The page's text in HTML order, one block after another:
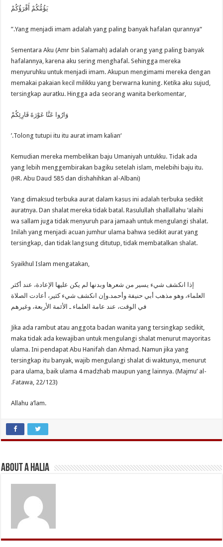
يَؤُمُّكُمْ أَقْرَؤُكُمْ
“Yang menjadi imam adalah yang paling banyak hafalan qurannya.”
Sementara Aku (Amr bin Salamah) adalah orang yang paling banyak
hafalannya, karena aku sering menghafal. Sehingga mereka
menyuruhku untuk menjadi imam. Akupun mengimami mereka dengan
memakai pakaian kecil milikku yang berwarna kuning. Ketika aku sujud,
tersingkap auratku. Hingga ada seorang wanita berkomentar,
وَارُوا عَنَّا عَوْرَةَ قَارِئِكُمْ
‘Tolong tutupi itu itu aurat imam kalian.’
Kemudian mereka membelikan baju Umaniyah untukku. Tidak ada
yang lebih menggembirakan bagiku setelah islam, melebihi baju itu.
(HR. Abu Daud 585 dan dishahihkan al-Albani)
Yang dimaksud terbuka aurat dalam kasus ini adalah terbuka sedikit
auratnya. Dan shalat mereka tidak batal. Rasulullah shallallahu ‘alaihi
wa sallam juga tidak menyuruh para jamaah untuk mengulangi shalat.
Inilah yang menjadi acuan jumhur ulama bahwa sedikit aurat yang
tersingkap, dan tidak langsung ditutup, tidak membatalkan shalat.
Syaikhul Islam mengatakan,
إذا انكشف شيء يسير من شعرها وبدنها لم يكن عليها الإعادة، عند أكثر
العلماء، وهو مذهب أبي حنيفة وأحمد‏.وإن انكشف شيء كثير، أعادت الصلاة
في الوقت، عند عامة العلماء ـ الأئمة الأربعة، وغيرهم
Jika ada rambut atau anggota badan wanita yang tersingkap sedikit,
maka tidak ada kewajiban untuk mengulangi shalat menurut mayoritas
ulama. Ini pendapat Abu Hanifah dan Ahmad. Namun jika yang
tersingkap itu banyak, wajib mengulangi shalat di waktunya, menurut
para ulama, baik ulama 4 madzhab maupun yang lainnya. (Majmu’ al-
Fatawa, 22/123).
Allahu a’lam.
About A Halia